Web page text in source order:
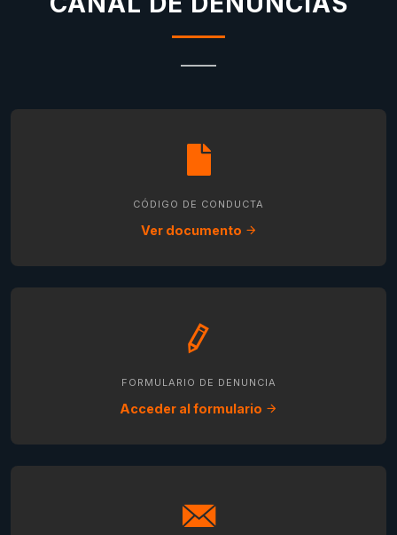
CÓDIGO DE CONDUCTA
Ver documento
FORMULARIO DE DENUNCIA
Acceder al formulario